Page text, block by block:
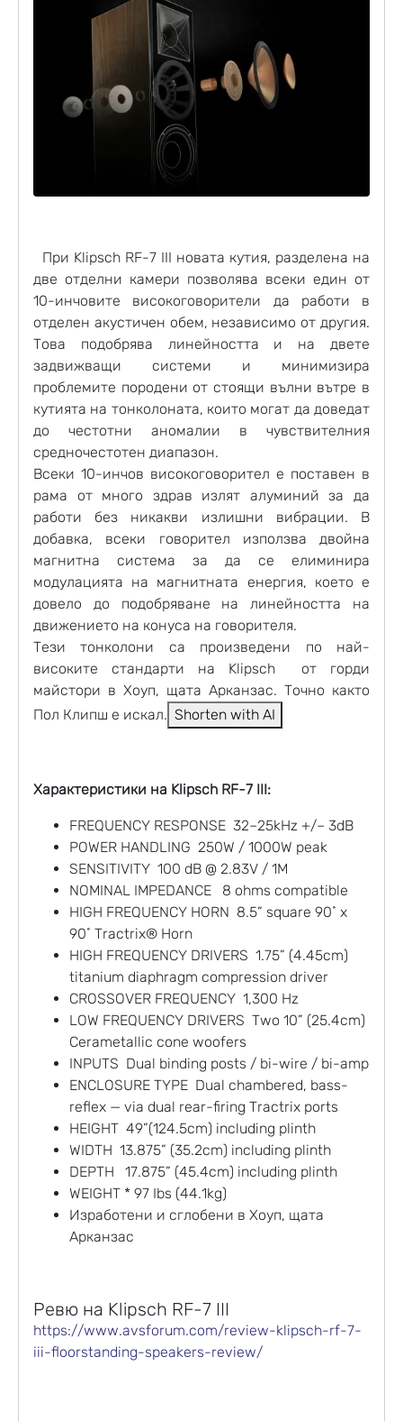
При Klipsch RF-7 III новата кутия, разделена на
две отделни камери позволява всеки един от
10-инчовите високоговорители да работи в
отделен акустичен обем, независимо от другия.
Това подобрява линейността и на двете
задвижващи системи и минимизира
проблемите породени от стоящи вълни вътре в
кутията на тонколоната, които могат да доведат
до честотни аномалии в чувствителния
средночестотен диапазон.
Всеки 10-инчов високоговорител е поставен в
рама от много здрав излят алуминий за да
работи без никакви излишни вибрации. В
добавка, всеки говорител използва двойна
магнитна система за да се елиминира
модулацията на магнитната енергия, което е
довело до подобряване на линейността на
движението на конуса на говорителя.
Тези тонколони са произведени по най-
високите стандарти на Klipsch от горди
майстори в Хоуп, щата Арканзас. Точно както
Пол Клипш е искал. Shorten with AI
Характеристики на Klipsch RF-7 III:
FREQUENCY RESPONSE 32–25kHz +/– 3dB
POWER HANDLING 250W / 1000W peak
SENSITIVITY 100 dB @ 2.83V / 1M
NOMINAL IMPEDANCE 8 ohms compatible
HIGH FREQUENCY HORN 8.5” square 90˚ x
90˚ Tractrix® Horn
HIGH FREQUENCY DRIVERS 1.75” (4.45cm)
titanium diaphragm compression driver
CROSSOVER FREQUENCY 1,300 Hz
LOW FREQUENCY DRIVERS Two 10” (25.4cm)
Cerametallic cone woofers
INPUTS Dual binding posts / bi-wire / bi-amp
ENCLOSURE TYPE Dual chambered, bass-
reflex — via dual rear-firing Tractrix ports
HEIGHT 49”(124.5cm) including plinth
WIDTH 13.875” (35.2cm) including plinth
DEPTH 17.875” (45.4cm) including plinth
WEIGHT * 97 Ibs (44.1kg)
Изработени и сглобени в Хоуп, щата
Арканзас
Ревю на Klipsch RF-7 III
https://www.avsforum.com/review-klipsch-rf-7-
iii-floorstanding-speakers-review/